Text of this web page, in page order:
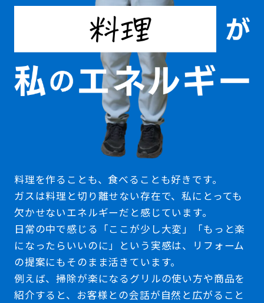
料理
料理を作ることも、食べることも好きです。
ガスは料理と切り離せない存在で、私にとっても
欠かせないエネルギーだと感じています。
日常の中で感じる「ここが少し大変」「もっと楽
になったらいいのに」という実感は、リフォーム
の提案にもそのまま活きています。
例えば、掃除が楽になるグリルの使い方や商品を
紹介すると、お客様との会話が自然と広がること